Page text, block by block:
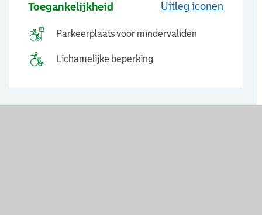
Toegankelijkheid Uitleg iconen
Parkeerplaats voor mindervaliden
Lichamelijke beperking